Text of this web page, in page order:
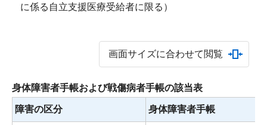
に係る自立支援医療受給者に限る）
画面サイズに合わせて閲覧
身体障害者手帳および戦傷病者手帳の該当表
障害の区分 身体障害者手帳